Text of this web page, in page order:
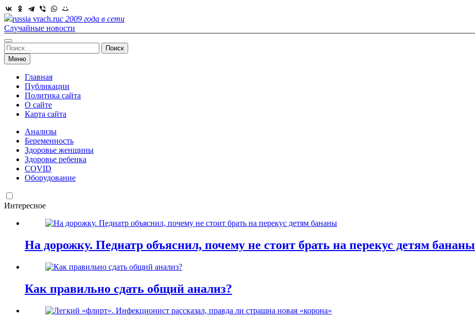
Skip
to
content
russia vrach.ruс 2009 года в сети
Случайные новости
Найти:
Меню
Главная
Публикации
Политика сайта
О сайте
Карта сайта
Анализы
Беременность
Здоровье женщины
Здоровье ребенка
COVID
Оборудование
Интересное
На дорожку. Педиатр объяснил, почему не стоит брать на перекус детям бананы
Как правильно сдать общий анализ?